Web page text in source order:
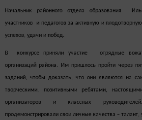
Начальник районного отдела образования
участников и педагогов за активную и
успехов, удачи и побед.
В конкурсе приняли участие отрядные
организаций района. Им пришлось пройти через
заданий, чтобы доказать, что они являются на
творческими, позитивными ребятами,
организаторов и классных
продемонстрировали свои личные качества –